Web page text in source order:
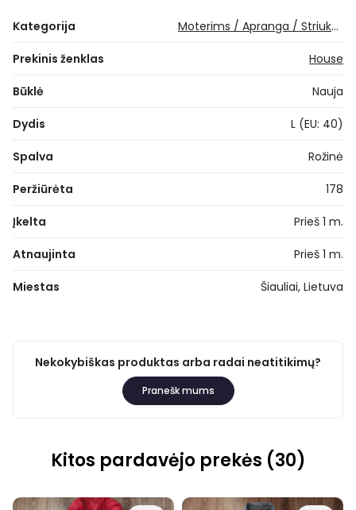
Kategorija Moterims / Apranga / Striukės ir paltai / Kita
Prekinis ženklas House
Būklė Nauja
Dydis L (EU: 40)
Spalva Rožinė
Peržiūrėta 178
Įkelta Prieš 1 m.
Atnaujinta Prieš 1 m.
Miestas Šiauliai, Lietuva
Nekokybiškas produktas arba radai neatitikimų?
Pranešk mums
Kitos pardavėjo prekės (30)